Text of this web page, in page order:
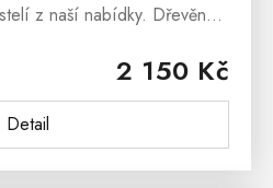
2 150 Kč
Detail
z naší nabídky. Dřevěná